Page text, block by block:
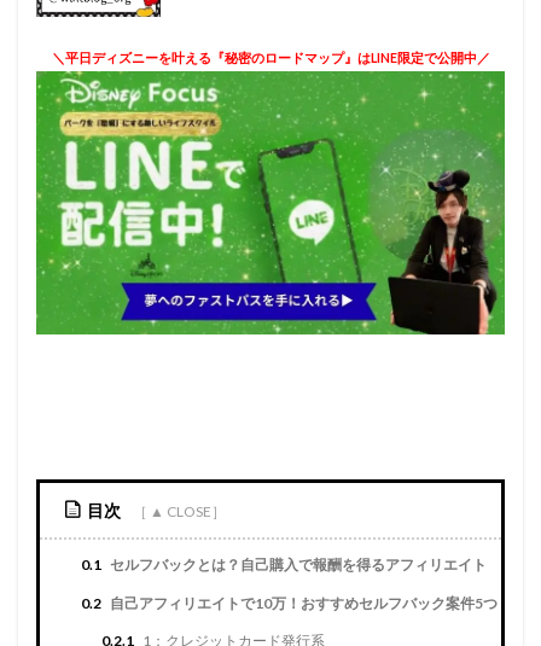
＼平日ディズニーを叶える『秘密のロードマップ』はLINE限定で公開中／
目次
0.1 セルフバックとは？自己購入で報酬を得るアフィリエイト
0.2 自己アフィリエイトで10万！おすすめセルフバック案件5つ
0.2.1 1：クレジットカード発行系